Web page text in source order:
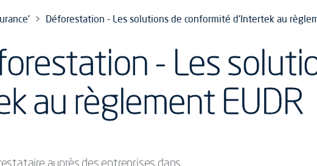
Déforestation - Les solutions de conformité d'Intertek au
- Les
au règlement EUDR